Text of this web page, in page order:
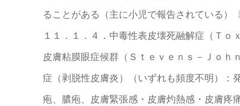
ることがある（主に小児で報告されている）
１１．１．４．中毒性表皮壊死融解症（Ｔｏ
皮膚粘膜眼症候群（Ｓｔｅｖｅｎｓ－Ｊｏ
症（剥脱性皮膚炎）（いずれも頻度不明）：
疱、膿疱、皮膚緊張感・皮膚灼熱感・皮膚疼